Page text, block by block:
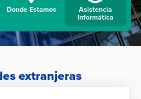
Donde Estamos
Asistencia
Informática
extranjeras